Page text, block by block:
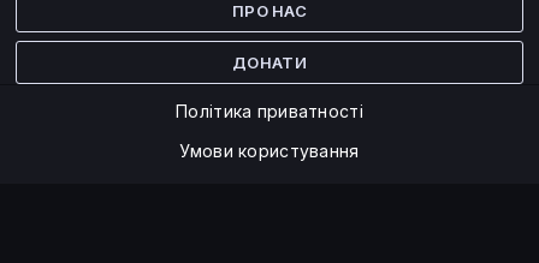
ПРО НАС
ДОНАТИ
Політика приватності
Умови користування